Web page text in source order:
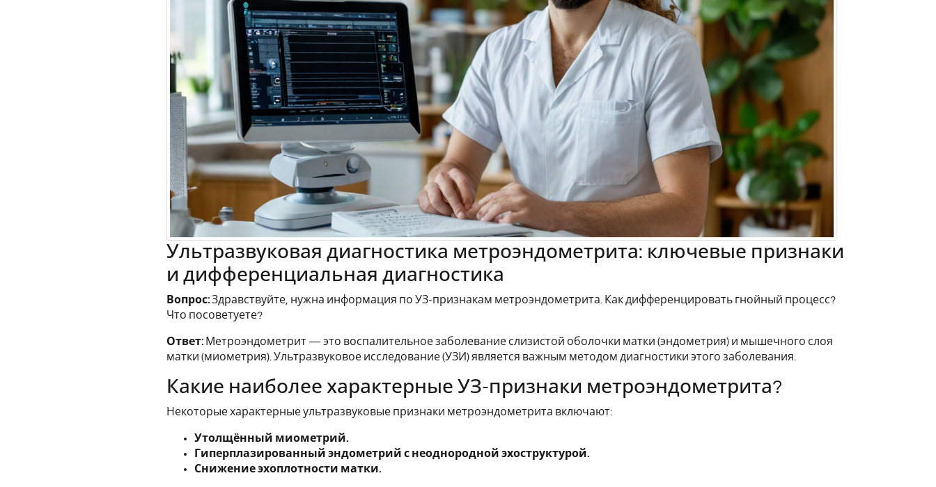
Ультразвуковая диагностика метроэндометрита: ключевые признаки
и дифференциальная диагностика
Вопрос:Здравствуйте, нужна информация по УЗ-признакам метроэндометрита. Как дифференцировать гнойный процесс?
Что посоветуете?
Ответ: Метроэндометрит — это воспалительное заболевание слизистой оболочки матки (эндометрия) и мышечного слоя
матки (миометрия). Ультразвуковое исследование (УЗИ) является важным методом диагностики этого заболевания.
Какие наиболее характерные УЗ-признаки метроэндометрита?
Некоторые характерные ультразвуковые признаки метроэндометрита включают:
Утолщённый миометрий.
Гиперплазированный эндометрий с неоднородной эхоструктурой.
Снижение эхоплотности матки.